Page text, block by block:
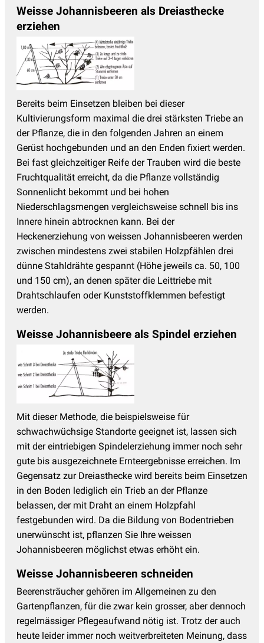
Weisse Johannisbeeren als Dreiasthecke
erziehen
Bereits beim Einsetzen bleiben bei dieser
Kultivierungsform maximal die drei stärksten Triebe an
der Pflanze, die in den folgenden Jahren an einem
Gerüst hochgebunden und an den Enden fixiert werden.
Bei fast gleichzeitiger Reife der Trauben wird die beste
Fruchtqualität erreicht, da die Pflanze vollständig
Sonnenlicht bekommt und bei hohen
Niederschlagsmengen vergleichsweise schnell bis ins
Innere hinein abtrocknen kann. Bei der
Heckenerziehung von weissen Johannisbeeren werden
zwischen mindestens zwei stabilen Holzpfählen drei
dünne Stahldrähte gespannt (Höhe jeweils ca. 50, 100
und 150 cm), an denen später die Leittriebe mit
Drahtschlaufen oder Kunststoffklemmen befestigt
werden.
Weisse Johannisbeere als Spindel erziehen
Mit dieser Methode, die beispielsweise für
schwachwüchsige Standorte geeignet ist, lassen sich
mit der eintriebigen Spindelerziehung immer noch sehr
gute bis ausgezeichnete Ernteergebnisse erreichen. Im
Gegensatz zur Dreiasthecke wird bereits beim Einsetzen
in den Boden lediglich ein Trieb an der Pflanze
belassen, der mit Draht an einem Holzpfahl
festgebunden wird. Da die Bildung von Bodentrieben
unerwünscht ist, pflanzen Sie Ihre weissen
Johannisbeeren möglichst etwas erhöht ein.
Weisse Johannisbeeren schneiden
Beerensträucher gehören im Allgemeinen zu den
Gartenpflanzen, für die zwar kein grosser, aber dennoch
regelmässiger Pflegeaufwand nötig ist. Trotz der auch
heute leider immer noch weitverbreiteten Meinung, dass